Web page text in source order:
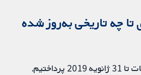
تا چه تاریخی به‌روز شده